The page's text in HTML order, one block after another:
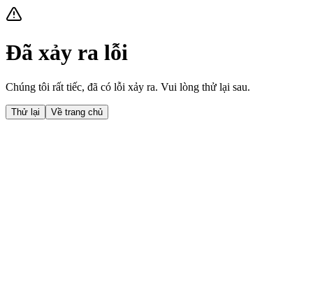
Đã xảy ra lỗi
Chúng tôi rất tiếc, đã có lỗi xảy ra. Vui lòng thử lại sau.
Thử lại Về trang chủ